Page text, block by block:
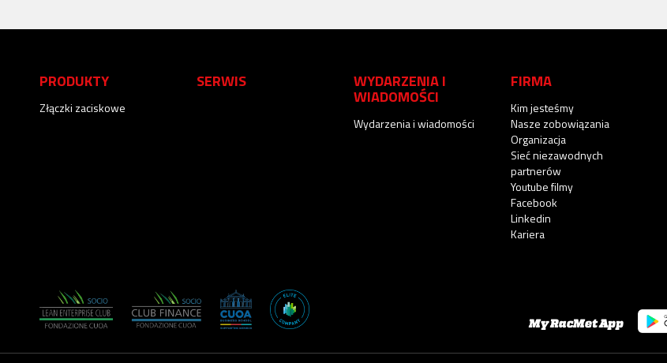
PRODUKTY
Złączki zaciskowe
SERWIS WYDARZENIA I
WIADOMOŚCI
Wydarzenia i wiadomości
FIRMA
Kim jesteśmy
Nasze zobowiązania
Organizacja
Sieć niezawodnych
partnerów
Youtube filmy
Facebook
Linkedin
Kariera
My RacMet App